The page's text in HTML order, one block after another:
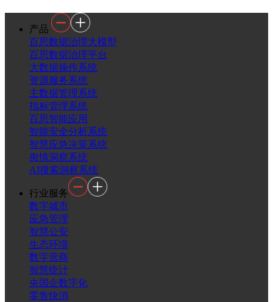
产品
百思数据治理大模型
百思数据治理平台
大数据操作系统
资源服务系统
主数据管理系统
指标管理系统
百思智能应用
智能安全分析系统
智慧应急决策系统
舆情洞察系统
AI搜索洞察系统
行业服务
数字城市
应急管理
智慧公安
生态环境
数字营商
智慧统计
央国企数字化
零售快消